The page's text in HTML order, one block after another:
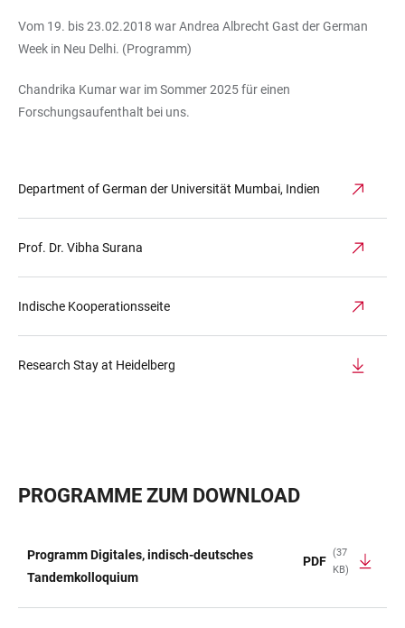
Vom 19. bis 23.02.2018 war Andrea Albrecht Gast der German
Week in Neu Delhi. (Programm)
Chandrika Kumar war im Sommer 2025 für einen
Forschungsaufenthalt bei uns.
Department of German der Universität Mumbai, Indien
Prof. Dr. Vibha Surana
Indische Kooperationsseite
Research Stay at Heidelberg
PROGRAMME ZUM DOWNLOAD
TABELLE
Programm Digitales, indisch-deutsches
Tandemkolloquium
PDF
(37
KB)